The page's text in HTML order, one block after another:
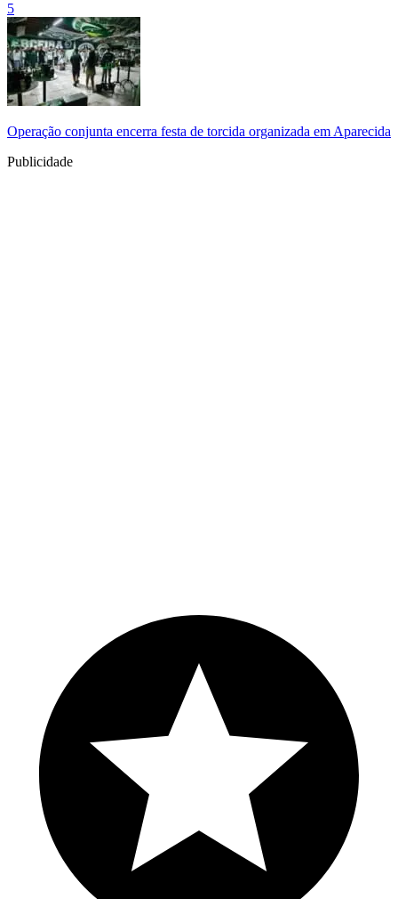
5
Operação conjunta encerra festa de torcida organizada em Aparecida
Publicidade